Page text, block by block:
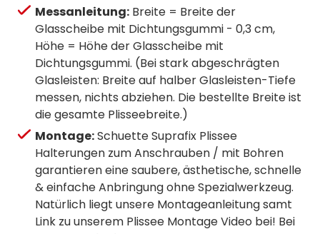
Messanleitung: Breite = Breite der
Glasscheibe mit Dichtungsgummi - 0,3 cm,
Höhe = Höhe der Glasscheibe mit
Dichtungsgummi. (Bei stark abgeschrägten
Glasleisten: Breite auf halber Glasleisten-Tiefe
messen, nichts abziehen. Die bestellte Breite ist
die gesamte Plisseebreite.)
Montage:Schuette Suprafix Plissee
Halterungen zum Anschrauben / mit Bohren
garantieren eine saubere, ästhetische, schnelle
& einfache Anbringung ohne Spezialwerkzeug.
Natürlich liegt unsere Montageanleitung samt
Link zu unserem Plissee Montage Video bei! Bei